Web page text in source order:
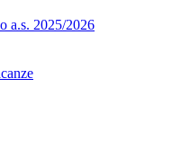
a.s. 2025/2026